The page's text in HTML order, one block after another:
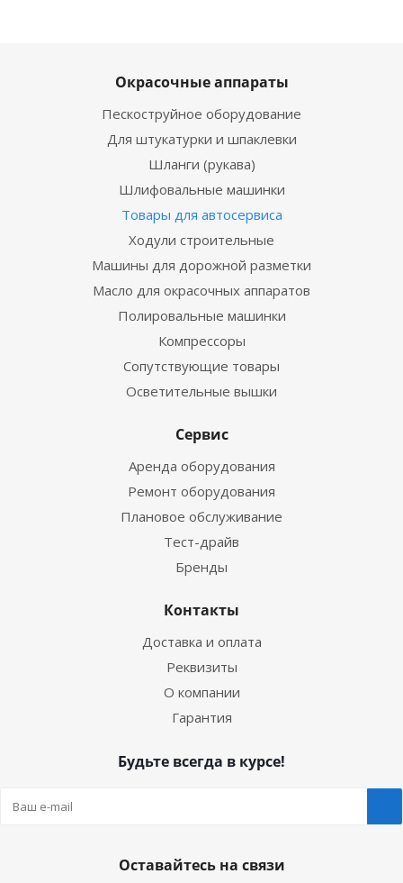
Окрасочные аппараты
Пескоструйное оборудование
Для штукатурки и шпаклевки
Шланги (рукава)
Шлифовальные машинки
Товары для автосервиса
Ходули строительные
Машины для дорожной разметки
Масло для окрасочных аппаратов
Полировальные машинки
Компрессоры
Сопутствующие товары
Осветительные вышки
Сервис
Аренда оборудования
Ремонт оборудования
Плановое обслуживание
Тест-драйв
Бренды
Контакты
Доставка и оплата
Реквизиты
О компании
Гарантия
Будьте всегда в курсе!
Оставайтесь на связи